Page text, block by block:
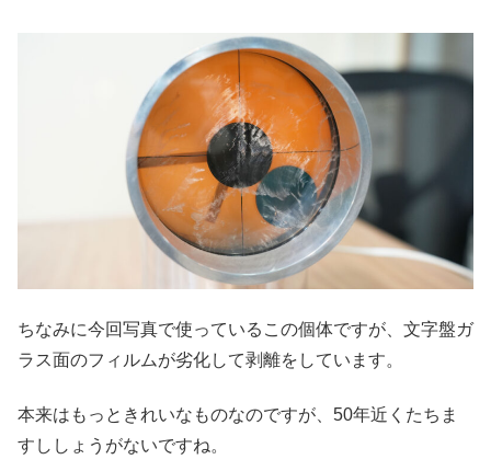
ちなみに今回写真で使っているこの個体ですが、文字盤ガ
ラス面のフィルムが劣化して剥離をしています。
本来はもっときれいなものなのですが、50年近くたちま
すししょうがないですね。